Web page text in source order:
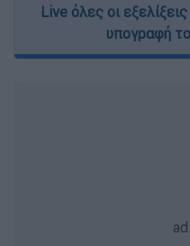
Live όλες οι
υπογραφή